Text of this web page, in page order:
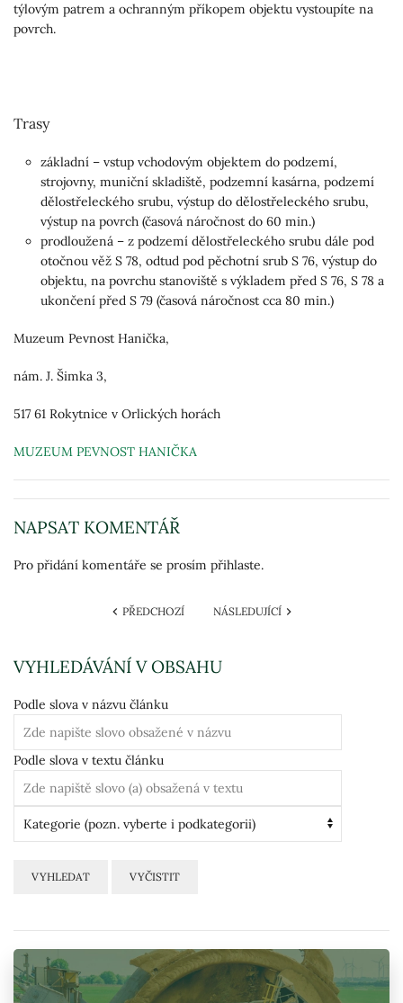
týlovým patrem a ochranným příkopem objektu vystoupíte na
povrch.
Trasy
základní – vstup vchodovým objektem do podzemí,
strojovny, muniční skladiště, podzemní kasárna, podzemí
dělostřeleckého srubu, výstup do dělostřeleckého srubu,
výstup na povrch (časová náročnost do 60 min.)
prodloužená – z podzemí dělostřeleckého srubu dále pod
otočnou věž S 78, odtud pod pěchotní srub S 76, výstup do
objektu, na povrchu stanoviště s výkladem před S 76, S 78 a
ukončení před S 79 (časová náročnost cca 80 min.)
Muzeum Pevnost Hanička,
nám. J. Šimka 3,
517 61 Rokytnice v Orlických horách
MUZEUM PEVNOST HANIČKA
NAPSAT KOMENTÁŘ
Pro přidání komentáře se prosím přihlaste.
PŘEDCHOZÍ NÁSLEDUJÍCÍ
VYHLEDÁVÁNÍ V OBSAHU
Podle slova v názvu článku
Podle slova v textu článku
VYHLEDAT VYČISTIT